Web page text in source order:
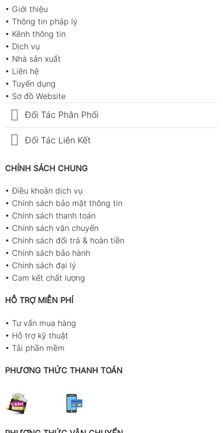
• Giới thiệu
• Thông tin pháp lý
• Kênh thông tin
• Dịch vụ
• Nhà sản xuất
• Liên hệ
• Tuyển dụng
• Sơ đồ Website
Đối Tác Phân Phối
Đối Tác Liên Kết
CHÍNH SÁCH CHUNG
•Điều khoản dịch vụ
• Chính sách bảo mật thông tin
• Chính sách thanh toán
• Chính sách vận chuyển
• Chính sách đổi trả & hoàn tiền
• Chính sách bảo hành
• Chính sách đại lý
• Cam kết chất lượng
HỖ TRỢ MIỄN PHÍ
• Tư vấn mua hàng
• Hỗ trợ kỹ thuật
• Tải phần mềm
PHƯƠNG THỨC THANH TOÁN